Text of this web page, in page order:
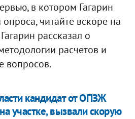
в котором Гагарин
читайте вскоре на
рассказал о
расчетов и
вопросов.
кандидат от ОПЗЖ
участке, вызвали скорую